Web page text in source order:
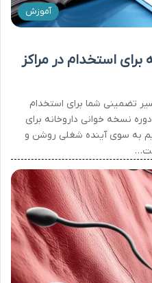
آموزش
استخدام در مراکز
تضمینی شما برای استخدام
نسخه خوانی داروخانه برای
به سوی آینده شغلی روشن و